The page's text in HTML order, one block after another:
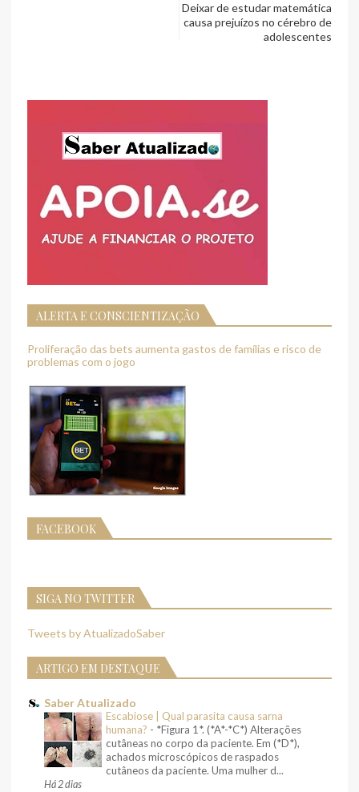
Deixar de estudar matemática
causa prejuízos no cérebro de
adolescentes
ALERTA E CONSCIENTIZAÇÃO
Proliferação das bets aumenta gastos de famílias e risco de
problemas com o jogo
FACEBOOK
SIGA NO TWITTER
Tweets by AtualizadoSaber
ARTIGO EM DESTAQUE
Saber Atualizado
Escabiose | Qual parasita causa sarna
humana? - *Figura 1*. (*A*-*C*) Alterações
cutâneas no corpo da paciente. Em (*D*),
achados microscópicos de raspados
cutâneos da paciente. Uma mulher d...
Há 2 dias